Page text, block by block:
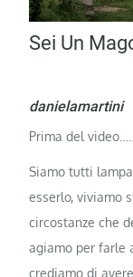
Sei Un
Prima del video…….
Siamo tutti
esserlo, viviamo
circostanze che
agiamo per farle
crediamo di